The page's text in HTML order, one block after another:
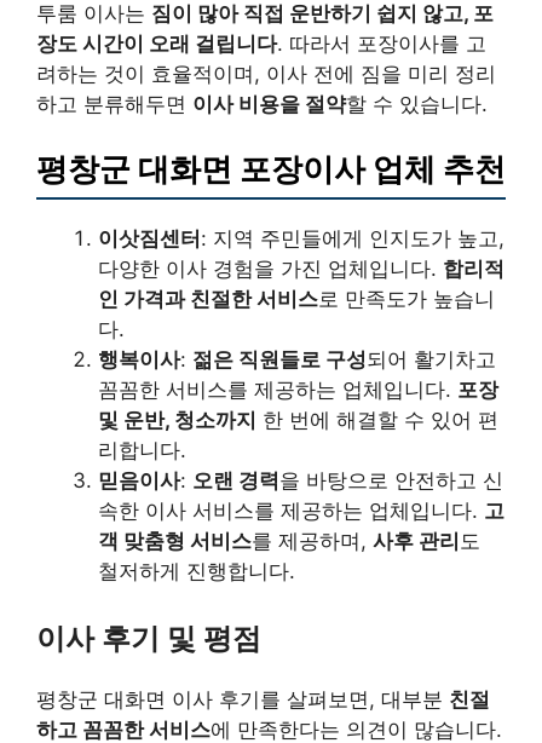
투룸 이사는 짐이 많아 직접 운반하기 쉽지 않고, 포
장도 시간이 오래 걸립니다. 따라서 포장이사를 고
려하는 것이 효율적이며, 이사 전에 짐을 미리 정리
하고 분류해두면 이사 비용을 절약할 수 있습니다.
평창군 대화면 포장이사 업체 추천
이삿짐센터: 지역 주민들에게 인지도가 높고,
다양한 이사 경험을 가진 업체입니다. 합리적
인 가격과 친절한 서비스로 만족도가 높습니
다.
행복이사: 젊은 직원들로 구성되어 활기차고
꼼꼼한 서비스를 제공하는 업체입니다. 포장
및 운반, 청소까지 한 번에 해결할 수 있어 편
리합니다.
믿음이사: 오랜 경력을 바탕으로 안전하고 신
속한 이사 서비스를 제공하는 업체입니다. 고
객 맞춤형 서비스를 제공하며, 사후 관리 도
철저하게 진행합니다.
이사 후기 및 평점
평창군 대화면 이사 후기를 살펴보면, 대부분 친절
하고 꼼꼼한 서비스에 만족한다는 의견이 많습니다.